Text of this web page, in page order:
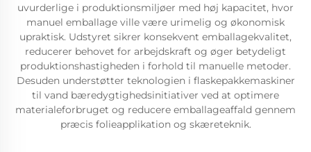
uvurderlige i produktionsmiljøer med høj kapacitet, hvor
manuel emballage ville være urimelig og økonomisk
upraktisk. Udstyret sikrer konsekvent emballagekvalitet,
reducerer behovet for arbejdskraft og øger betydeligt
produktionshastigheden i forhold til manuelle metoder.
Desuden understøtter teknologien i flaskepakkemaskiner
til vand bæredygtighedsinitiativer ved at optimere
materialeforbruget og reducere emballageaffald gennem
præcis folieapplikation og skæreteknik.